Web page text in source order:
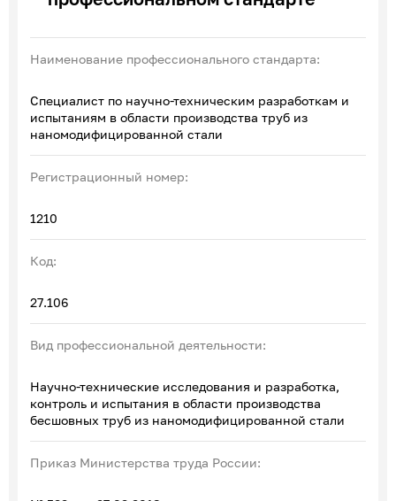
Наименование профессионального стандарта:
Специалист по научно-техническим разработкам и
испытаниям в области производства труб из
наномодифицированной стали
Регистрационный номер:
1210
Код:
27.106
Вид профессиональной деятельности:
Научно-технические исследования и разработка,
контроль и испытания в области производства
бесшовных труб из наномодифицированной стали
Приказ Министерства труда России: